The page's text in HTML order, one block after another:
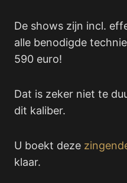
De shows zijn incl.
alle benodigde
590 euro!
Dat is zeker niet te
dit kaliber.
U boekt deze
klaar.